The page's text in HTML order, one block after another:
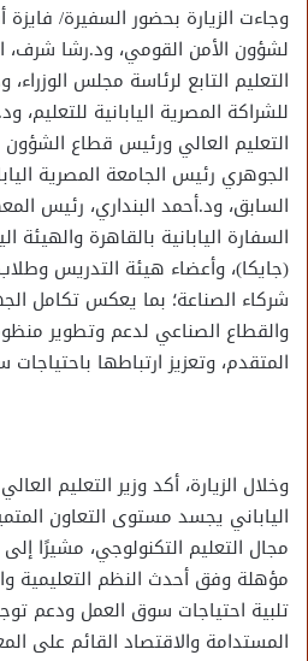
وجاءت الزيارة بحضور السفيرة/
لشؤون الأمن القومي، ود.رشا شرف،
التعليم التابع لرئاسة مجلس
للشراكة المصرية اليابانية للتعليم،
التعليم العالي ورئيس قطاع الشؤون
الجوهري رئيس الجامعة المصرية
السابق، ود.أحمد البنداري، رئيس
السفارة اليابانية بالقاهرة والهيئة
(جايكا)، وأعضاء هيئة التدريس
شركاء الصناعة؛ بما يعكس تكامل
والقطاع الصناعي لدعم وتطوير
المتقدم، وتعزيز ارتباطها
وخلال الزيارة، أكد وزير التعليم
الياباني يجسد مستوى التعاون
مجال التعليم التكنولوجي، مشيرًا
مؤهلة وفق أحدث النظم التعليمية
تلبية احتياجات سوق العمل ودعم
المستدامة والاقتصاد القائم على